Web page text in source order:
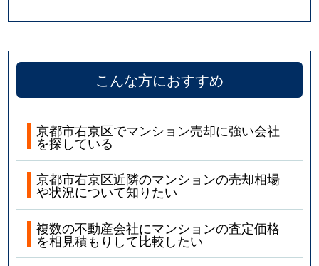
こんな方におすすめ
京都市右京区でマンション売却に強い会社
を探している
京都市右京区近隣のマンションの売却相場
や状況について知りたい
複数の不動産会社にマンションの査定価格
を相見積もりして比較したい